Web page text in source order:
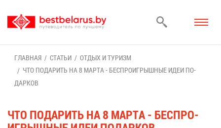
ГЛАВ­НАЯ СТА­ТЬИ
ОТ­ДЫХ И ТУ­РИЗМ
ЧТО ПО­ДА­РИТЬ НА 8 МАР­ТА - БЕС­ПРО­ИГ­РЫШ­НЫЕ ИДЕИ ПО­
ДАР­КОВ
ЧТО ПО­ДА­РИТЬ НА 8 МАР­ТА - БЕС­ПРО­